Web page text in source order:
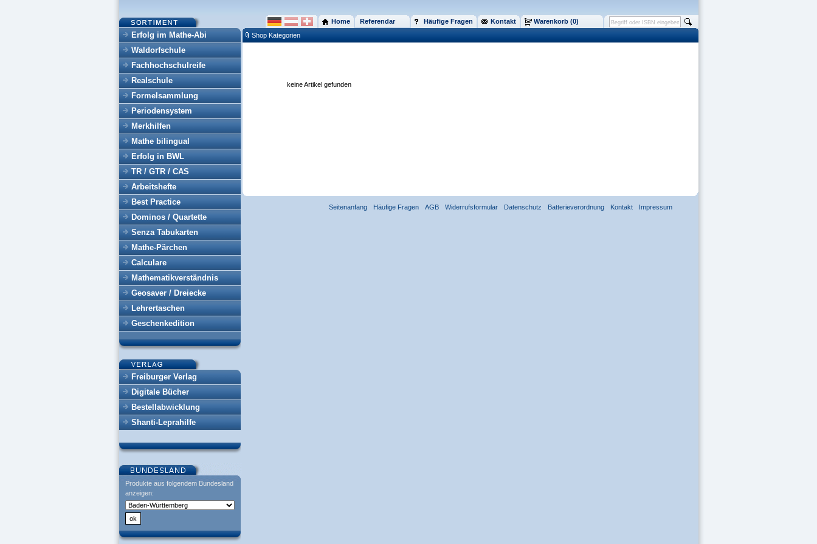
Erfolg im Mathe-Abi
Waldorfschule
Fachhochschulreife
Realschule
Formelsammlung
Periodensystem
Merkhilfen
Mathe bilingual
Erfolg in BWL
TR / GTR / CAS
Arbeitshefte
Best Practice
Dominos / Quartette
Senza Tabukarten
Mathe-Pärchen
Calculare
Mathematikverständnis
Geosaver / Dreiecke
Lehrertaschen
Geschenkedition
Freiburger Verlag
Digitale Bücher
Bestellabwicklung
Shanti-Leprahilfe
Produkte aus folgendem Bundesland
anzeigen:
Home Referendar Häufige Fragen Kontakt
Warenkorb (0)
Shop Kategorien
keine Artikel gefunden
Seitenanfang Häufige Fragen AGB Widerrufsformular Datenschutz Batterieverordnung Kontakt Impressum